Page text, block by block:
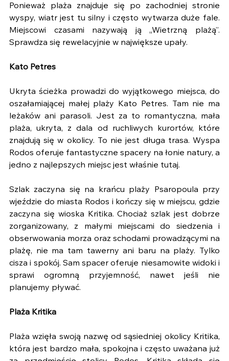
Ponieważ plaża znajduje się po zachodniej stronie
wyspy, wiatr jest tu silny i często wytwarza duże fale.
Miejscowi czasami nazywają ją „Wietrzną plażą”.
Sprawdza się rewelacyjnie w największe upały.
Kato Petres
Ukryta ścieżka prowadzi do wyjątkowego miejsca, do
oszałamiającej małej plaży Kato Petres. Tam nie ma
leżaków ani parasoli. Jest za to romantyczna, mała
plaża, ukryta, z dala od ruchliwych kurortów, które
znajdują się w okolicy. To nie jest długa trasa. Wyspa
Rodos oferuje fantastyczne spacery na łonie natury, a
jedno z najlepszych miejsc jest właśnie tutaj.
Szlak zaczyna się na krańcu plaży Psaropoula przy
wjeździe do miasta Rodos i kończy się w miejscu, gdzie
zaczyna się wioska Kritika. ​Chociaż szlak jest dobrze
zorganizowany, z małymi miejscami do siedzenia i
obserwowania morza oraz schodami prowadzącymi na
plażę, nie ma tam tawerny ani baru na plaży. Tylko
cisza i spokój. Sam spacer oferuje niesamowite widoki i
sprawi ogromną przyjemność, nawet jeśli nie
planujemy pływać.
Plaża Kritika
Plaża wzięła swoją nazwę od sąsiedniej okolicy Kritika,
która jest bardzo mała, spokojna i często uważana już